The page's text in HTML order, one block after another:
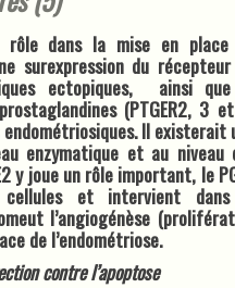
rôle dans la mise en
surexpression du
ectopiques, ainsi
(PTGER2, 3
Il existerait
enzymatique et au niveau
y joue un rôle important, le
et intervient
l’angiogénèse
de l’endométriose.
contre l’apoptose